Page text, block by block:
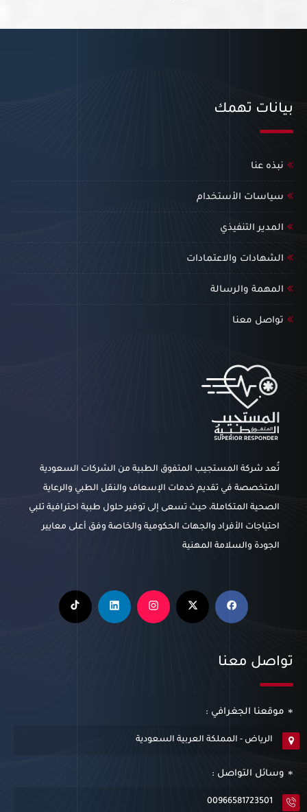
بيانات تهمك
نبذه عنا
سياسات الأستخدام
المدير التنفيذي
الشهادات والاعتمادات
المهمة والرسالة
تواصل معنا
تُعد شركة المستجيب المتفوق الطبية من الشركات السعودية
المتخصصة في تقديم خدمات الإسعاف والنقل الطبي والرعاية
الصحية المتكاملة، حيث تسعى إلى توفير حلول طبية احترافية تلبي
احتياجات الأفراد والجهات الحكومية والخاصة وفق أعلى معايير
الجودة والسلامة المهنية
تواصل معنا
موقعنا الجغرافي :
الرياض - المملكة العربية السعودية
وسائل التواصل :
00966581723501